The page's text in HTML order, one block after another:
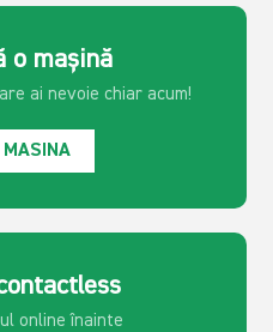
o mașină
ai nevoie chiar acum!
MASINA
online înainte